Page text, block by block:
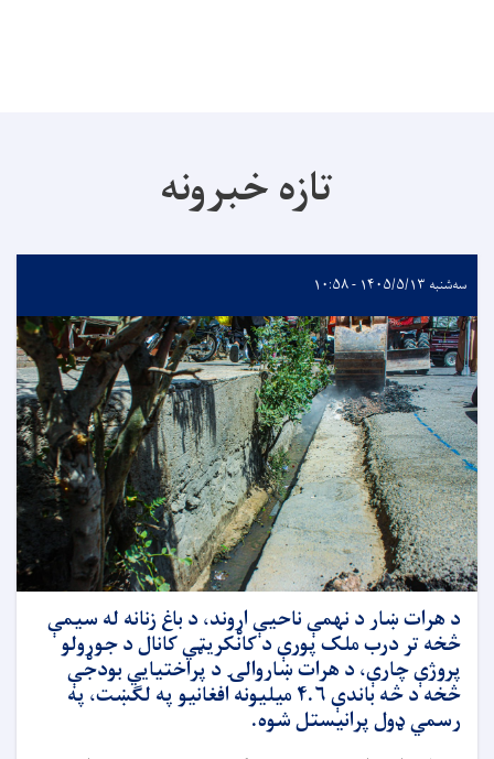
تازه خبرونه
سه‌شنبه ۱۴۰۵/۵/۱۳ - ۱۰:۵۸
د هرات ښار د نهمې ناحیې اړوند، د باغ زنانه له سیمې
څخه تر درب ملک پورې د کانکریټي کانال د جوړولو
پروژې چارې، د هرات ښاروالۍ د پراختیايي بودجې
څخه د څه باندې ۴.۶ میلیونه افغانیو په لګښت، په
رسمي ډول پرانیستل شوه.